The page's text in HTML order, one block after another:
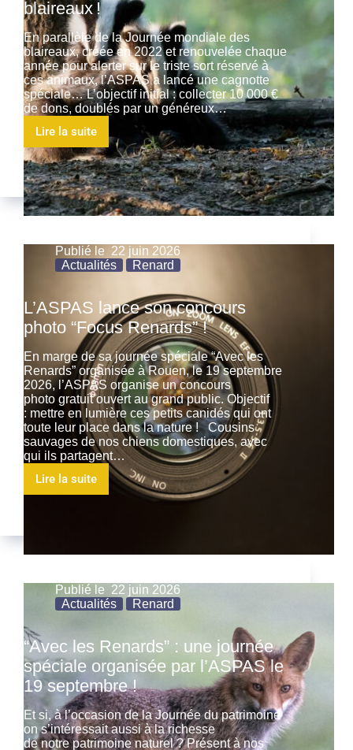
blaireaux !
En parallèle de la Journée mondiale des
blaireaux, créée en 2022 et renouvelée chaque
année pour alerter sur le triste sort réservé à
ces animaux, l’ASPAS a lancé une cagnotte
spéciale… L’objectif initial : collecter 10 000 €
de dons, doublés par un généreux…
Lire la suite
Publié le 22 juin 2026
Actualités
Renard
L’ASPAS lance son concours
photo “Focus Renards” !
En marge de sa journée spéciale “Avec les
Renards” organisée à Rouen, le 19 septembre
2026, l’ASPAS organise un concours
photo gratuit ouvert au grand public. Objectif
: mettre en lumière ces petits canidés qui ont
toute leur place dans la nature ! Cousins
sauvages de nos chiens domestiques, avec
qui ils partagent…
Lire la suite
Publié le 22 juin 2026
Actualités
Renard
“Avec les Renards” : une journée
spéciale organisée par l’ASPAS le
19 septembre !
Et si, à l’occasion de la Journée du patrimoine
on s’intéressait aussi à la richesse
de notre patrimoine naturel ? Présent à nos